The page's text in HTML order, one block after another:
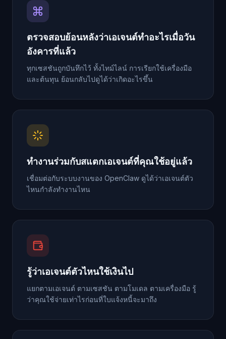
ตรวจสอบย้อนหลังว่าเอเจนต์ทำอะไรเมื่อวัน
อังคารที่แล้ว
ทุกเซสชันถูกบันทึกไว้ ทั้งไทม์ไลน์ การเรียกใช้เครื่องมือ
และต้นทุน ย้อนกลับไปดูได้ว่าเกิดอะไรขึ้น
ทำงานร่วมกับสแตกเอเจนต์ที่คุณใช้อยู่แล้ว
เชื่อมต่อกับระบบงานของ OpenClaw ดูได้ว่าเอเจนต์ตัว
ไหนกำลังทำงานไหน
รู้ว่าเอเจนต์ตัวไหนใช้เงินไป
แยกตามเอเจนต์ ตามเซสชัน ตามโมเดล ตามเครื่องมือ รู้
ว่าคุณใช้จ่ายเท่าไรก่อนที่ใบแจ้งหนี้จะมาถึง